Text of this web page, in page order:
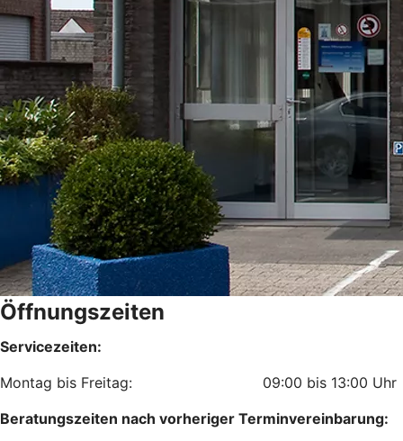
Öffnungszeiten
Servicezeiten:
Montag bis Freitag: 09:00 bis 13:00
Beratungszeiten nach vorheriger Terminvereinbarung: